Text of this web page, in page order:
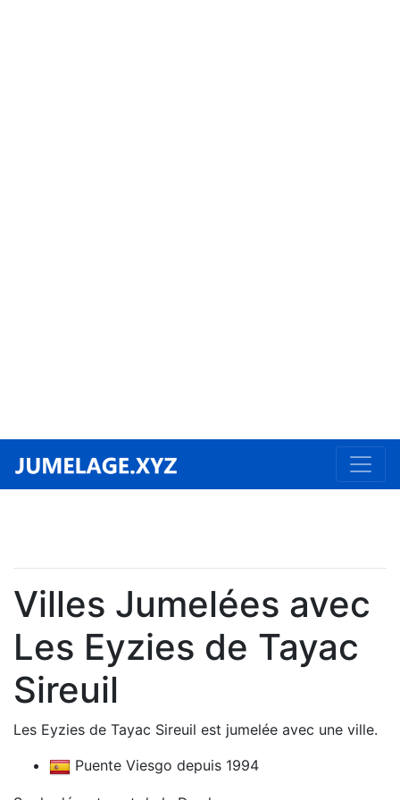
Villes Jumelées avec
Les Eyzies de Tayac
Sireuil
Les Eyzies de Tayac Sireuil est jumelée avec une ville.
Puente Viesgo depuis 1994